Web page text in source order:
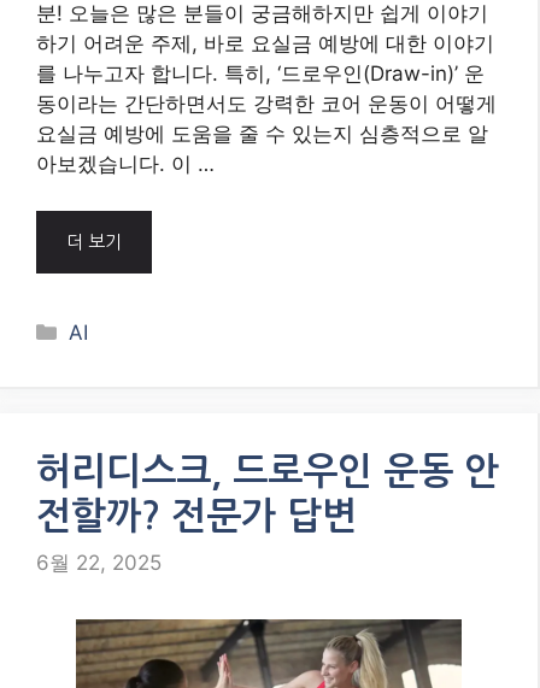
분! 오늘은 많은 분들이 궁금해하지만 쉽게 이야기
하기 어려운 주제, 바로 요실금 예방에 대한 이야기
를 나누고자 합니다. 특히, ‘드로우인(Draw-in)’ 운
동이라는 간단하면서도 강력한 코어 운동이 어떻게
요실금 예방에 도움을 줄 수 있는지 심층적으로 알
아보겠습니다. 이 …
더 보기
Categories
AI
허리디스크, 드로우인 운동 안
전할까? 전문가 답변
6월 22, 2025